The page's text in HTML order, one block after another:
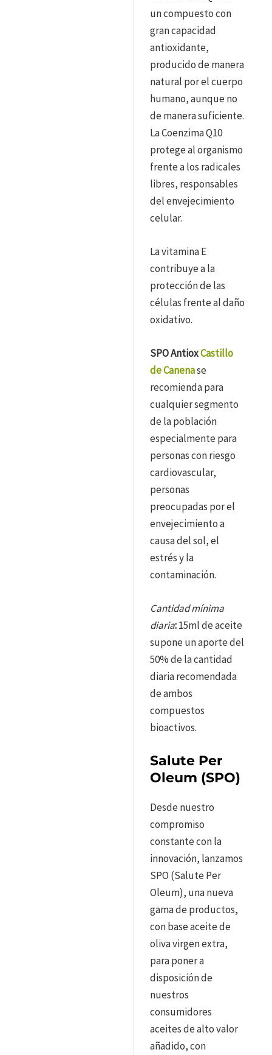
un compuesto con
gran capacidad
antioxidante,
producido de manera
natural por el cuerpo
humano, aunque no
de manera suficiente.
La Coenzima Q10
protege al organismo
frente a los radicales
libres, responsables
del envejecimiento
celular.
La vitamina E
contribuye a la
protección de las
células frente al daño
oxidativo.
SPO AntioxCastillo
de Canenase
recomienda para
cualquier segmento
de la población
especialmente para
personas con riesgo
cardiovascular,
personas
preocupadas por el
envejecimiento a
causa del sol, el
estrés y la
contaminación.
Cantidad mínima
diaria:15ml de aceite
supone un aporte del
50% de la cantidad
diaria recomendada
de ambos
compuestos
bioactivos.
Salute Per
Oleum (SPO)
Desde nuestro
compromiso
constante con la
innovación, lanzamos
SPO (Salute Per
Oleum), una nueva
gama de productos,
con base aceite de
oliva virgen extra,
para poner a
disposición de
nuestros
consumidores
aceites de alto valor
añadido, con